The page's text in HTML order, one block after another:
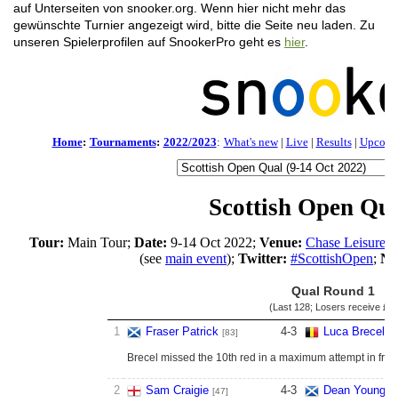
auf Unterseiten von snooker.org. Wenn hier nicht mehr das
gewünschte Turnier angezeigt wird, bitte die Seite neu laden. Zu
unseren Spielerprofilen auf SnookerPro geht es hier.